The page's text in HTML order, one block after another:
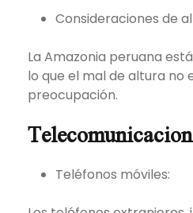
Consideraciones de
La Amazonia peruana
lo que el mal de altura no
preocupación.
Teléfonos móviles: